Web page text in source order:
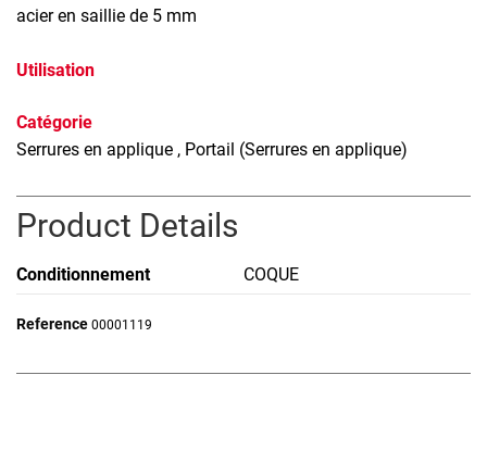
acier en saillie de 5 mm
Utilisation
Catégorie
Serrures en applique , Portail (Serrures en applique)
Product Details
Conditionnement COQUE
Reference 00001119